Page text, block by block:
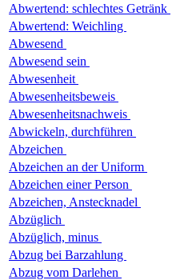
Abwertend: schlechtes Getränk
Abwertend: Weichling
Abwesend
Abwesend sein
Abwesenheit
Abwesenheitsbeweis
Abwesenheitsnachweis
Abwickeln, durchführen
Abzeichen
Abzeichen an der Uniform
Abzeichen einer Person
Abzeichen, Anstecknadel
Abzüglich
Abzüglich, minus
Abzug bei Barzahlung
Abzug vom Darlehen